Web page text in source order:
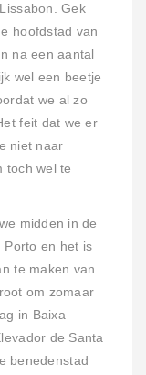
Gek
hoofdstad van
na een aantal
wel een beetje
we al zo
feit dat we er
niet naar
toch wel te
midden in de
Porto en het is
te maken van
om zomaar
in Baixa
de Santa
benedenstad